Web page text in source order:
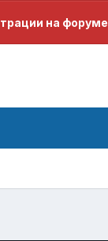
на форуме